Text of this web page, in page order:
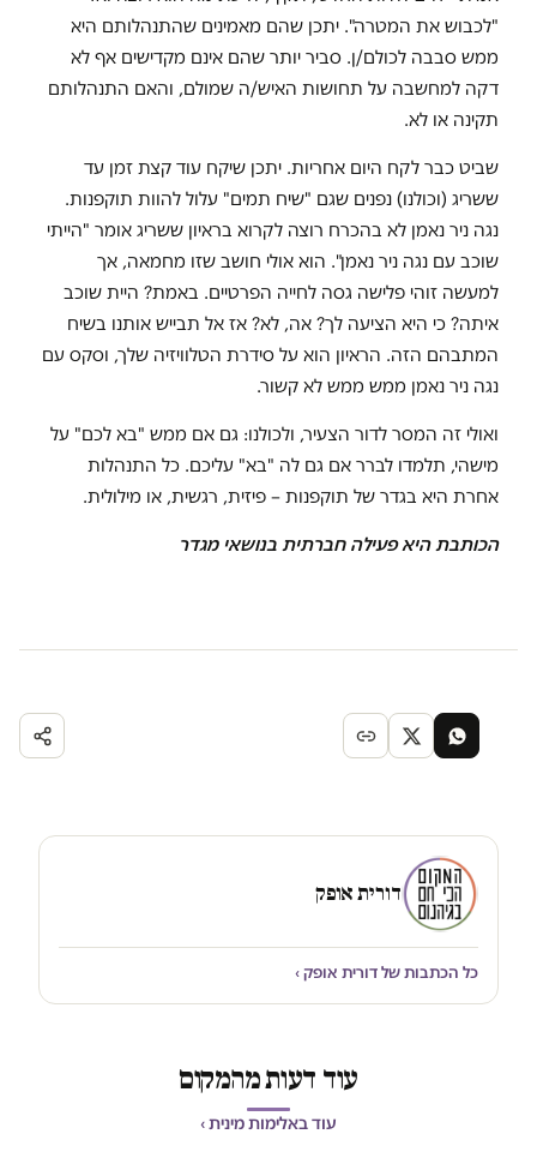
"לכבוש את המטרה". יתכן שהם מאמינים שהתנהלותם היא
ממש סבבה לכולם/ן. סביר יותר שהם אינם מקדישים אף לא
דקה למחשבה על תחושות האיש/ה שמולם, והאם התנהלותם
תקינה או לא.
שביט כבר לקח היום אחריות. יתכן שיקח עוד קצת זמן עד
ששריג (וכולנו) נפנים שגם "שיח תמים" עלול להוות תוקפנות.
נגה ניר נאמן לא בהכרח רוצה לקרוא בראיון ששריג אומר "הייתי
שוכב עם נגה ניר נאמן". הוא אולי חושב שזו מחמאה, אך
למעשה זוהי פלישה גסה לחייה הפרטיים. באמת? היית שוכב
איתה? כי היא הציעה לך? אה, לא? אז אל תבייש אותנו בשיח
המתבהם הזה. הראיון הוא על סידרת הטלוויזיה שלך, וסקס עם
נגה ניר נאמן ממש ממש לא קשור.
ואולי זה המסר לדור הצעיר, ולכולנו: גם אם ממש "בא לכם" על
מישהי, תלמדו לברר אם גם לה "בא" עליכם. כל התנהלות
אחרת היא בגדר של תוקפנות – פיזית, רגשית, או מילולית.
הכותבת היא פעילה חברתית בנושאי מגדר
דורית אופק
כל הכתבות של דורית אופק ›
עוד דעות מהמקום
עוד באלימות מינית ›